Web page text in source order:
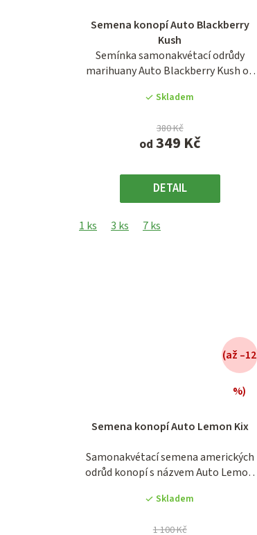
Semena konopí Auto Blackberry
Kush
Semínka samonakvétací odrůdy
marihuany Auto Blackberry Kush od
hodnocení
produktu
je
3,7
z
hvězdiček.
Skladem
od 349 Kč
380 Kč
DETAIL
1 ks 3 ks 7 ks
Semena konopí Auto Lemon Kix
Samonakvétací semena amerických
odrůd konopí s názvem Auto Lemon
hodnocení
je
4,3
z
hvězdiček.
Skladem
1 100 Kč
(až –12
%)